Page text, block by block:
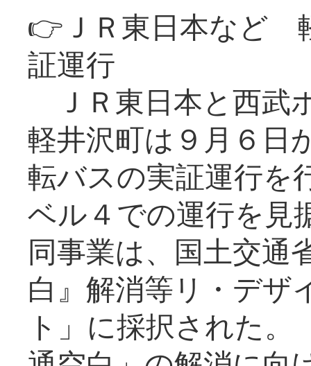
👉ＪＲ東日本など
証運行
ＪＲ東日本と西武
軽井沢町は９月６日
転バスの実証運行を
ベル４での運行を見
同事業は、国土交通
白』解消等リ・デザ
ト」に採択された